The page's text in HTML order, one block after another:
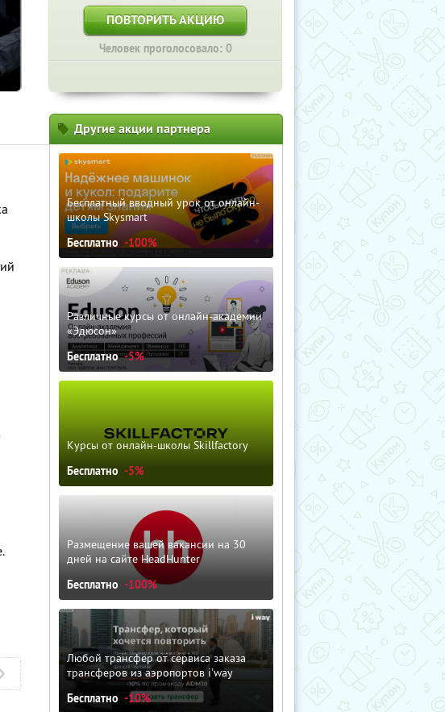
ПОВТОРИТЬ АКЦИЮ
Человек проголосовало: 0
Другие акции партнера
Бесплатный вводный урок от онлайн-
школы Skysmart
Бесплатно -100%
Различные курсы от онлайн-академии
«Эдюсон»
Бесплатно -5%
Курсы от онлайн-школы Skillfactory
Бесплатно -5%
Размещение вашей вакансии на 30
дней на сайте HeadHunter
Бесплатно -100%
Любой трансфер от сервиса заказа
трансферов из аэропортов i'way
Бесплатно -10%